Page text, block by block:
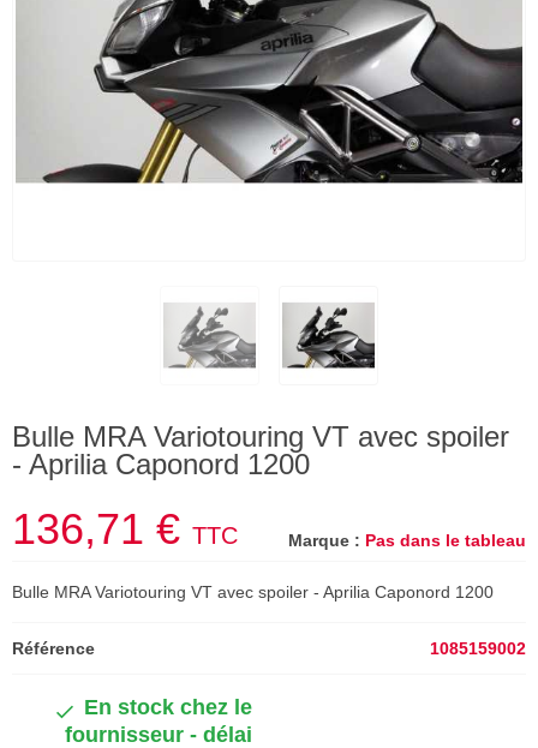
Bulle MRA Variotouring VT avec spoiler
- Aprilia Caponord 1200
Marque : Pas dans le tableau
136,71 € TTC
Bulle MRA Variotouring VT avec spoiler - Aprilia Caponord 1200
Référence 1085159002
En stock chez le
fournisseur - délai